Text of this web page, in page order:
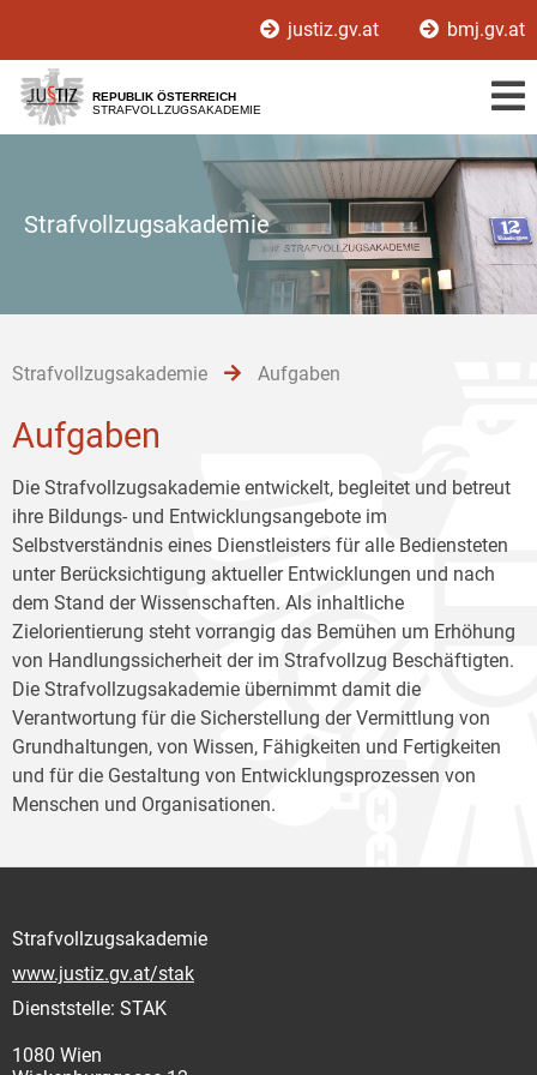
[1]
[2]
[3]
justiz.gv.at bmj.gv.at
REPUBLIK ÖSTERREICH
STRAFVOLLZUGSAKADEMIE
Strafvollzugsakademie
Strafvollzugsakademie Aufgaben
Aufgaben
Die Strafvollzugsakademie entwickelt, begleitet und betreut
ihre Bildungs- und Entwicklungsangebote im
Selbstverständnis eines Dienstleisters für alle Bediensteten
unter Berücksichtigung aktueller Entwicklungen und nach
dem Stand der Wissenschaften. Als inhaltliche
Zielorientierung steht vorrangig das Bemühen um Erhöhung
von Handlungssicherheit der im Strafvollzug Beschäftigten.
Die Strafvollzugsakademie übernimmt damit die
Verantwortung für die Sicherstellung der Vermittlung von
Grundhaltungen, von Wissen, Fähigkeiten und Fertigkeiten
und für die Gestaltung von Entwicklungsprozessen von
Menschen und Organisationen.
Strafvollzugsakademie
www.justiz.gv.at/stak
Dienststelle: STAK
1080 Wien